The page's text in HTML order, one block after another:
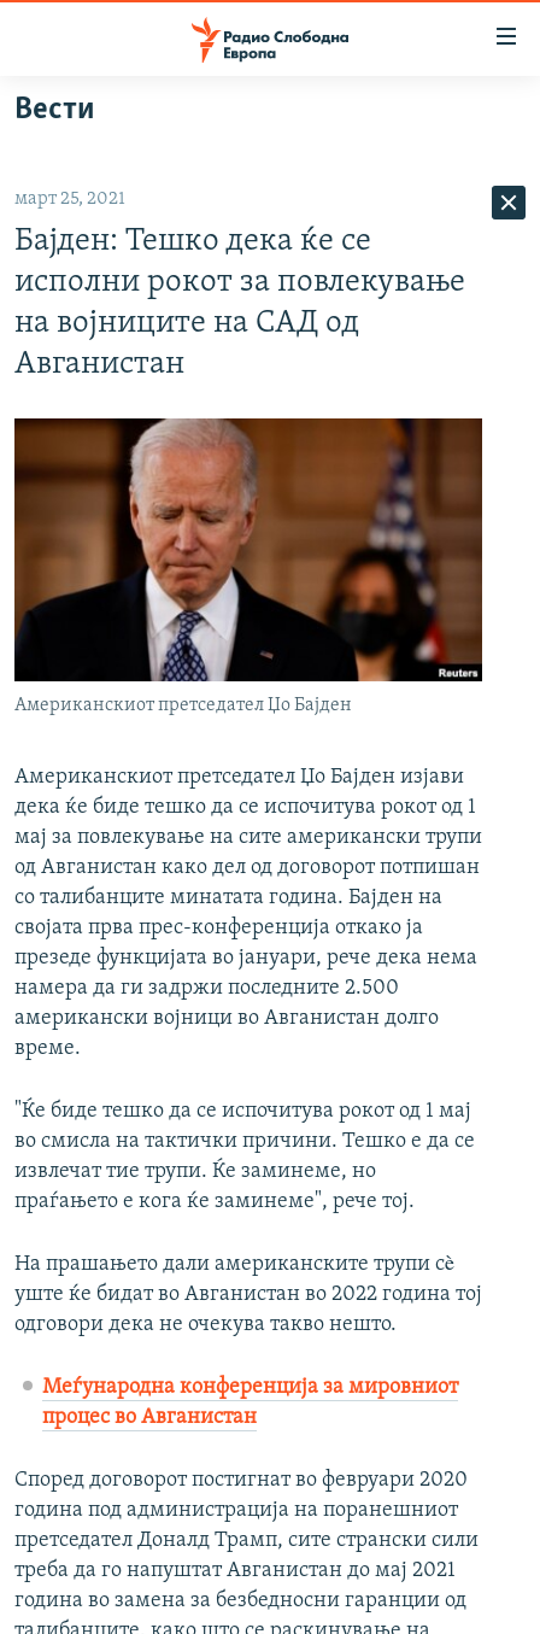
Оди
на
главната
навигација
Премини
на
пребарување
ВИЗУЕЛНО
ВЕСТИ
ШТО ТРЕБА ДА ЗНАЕТЕ
ПРИЈАВИ СЕ ЗА ЊУЗЛЕТЕР
РСЕ веб страници
Вести
март 25, 2021
Бајден: Тешко дека ќе се
исполни рокот за повлекување
на војниците на САД од
Авганистан
Американскиот претседател Џо Бајден
Американскиот претседател Џо Бајден изјави
дека ќе биде тешко да се испочитува рокот од 1
мај за повлекување на сите американски трупи
од Авганистан како дел од договорот потпишан
со талибанците минатата година. Бајден на
својата прва прес-конференција откако ја
презеде функцијата во јануари, рече дека нема
намера да ги задржи последните 2.500
американски војници во Авганистан долго
време.
"Ќе биде тешко да се испочитува рокот од 1 мај
во смисла на тактички причини. Тешко е да се
извлечат тие трупи. Ќе заминеме, но
праѓањето е кога ќе заминеме", рече тој.
На прашањето дали американските трупи сè
уште ќе бидат во Авганистан во 2022 година тој
одговори дека не очекува такво нешто.
Меѓународна конференција за мировниот
процес во Авганистан
Според договорот постигнат во февруари 2020
година под администрација на поранешниот
претседател Доналд Трамп, сите странски сили
треба да го напуштат Авганистан до мај 2021
година во замена за безбедносни гаранции од